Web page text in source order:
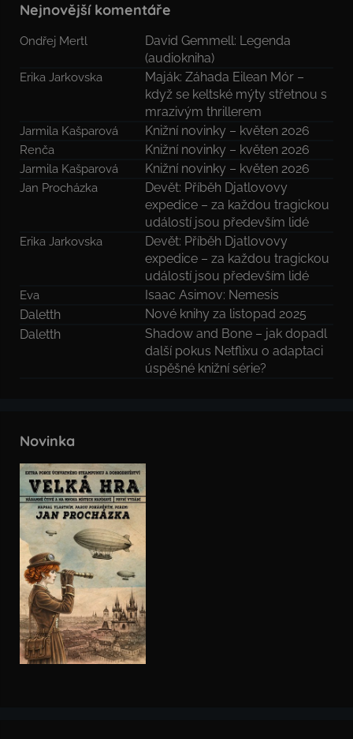
Nejnovější komentáře
Ondřej Mertl
David Gemmell: Legenda
(audiokniha)
Erika Jarkovska
Maják: Záhada Eilean Mór –
když se keltské mýty střetnou s
mrazivým thrillerem
Jarmila Kašparová Knižní novinky – květen 2026
Renča Knižní novinky – květen 2026
Jarmila Kašparová Knižní novinky – květen 2026
Jan Procházka
Devět: Příběh Djatlovovy
expedice – za každou tragickou
událostí jsou především lidé
Erika Jarkovska
Devět: Příběh Djatlovovy
expedice – za každou tragickou
událostí jsou především lidé
Eva
Isaac Asimov: Nemesis
Daletth
Nové knihy za listopad 2025
Daletth
Shadow and Bone – jak dopadl
další pokus Netflixu o adaptaci
úspěšné knižní série?
Novinka